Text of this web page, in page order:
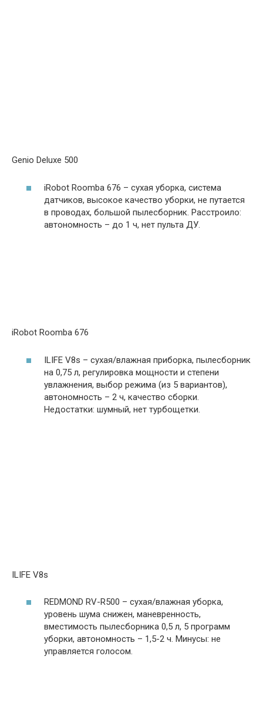
Genio Deluxe 500
iRobot Roomba 676 – сухая уборка, система
датчиков, высокое качество уборки, не путается
в проводах, большой пылесборник. Расстроило:
автономность – до 1 ч, нет пульта ДУ.
iRobot Roomba 676
ILIFE V8s – сухая/влажная приборка, пылесборник
на 0,75 л, регулировка мощности и степени
увлажнения, выбор режима (из 5 вариантов),
автономность – 2 ч, качество сборки.
Недостатки: шумный, нет турбощетки.
ILIFE V8s
REDMOND RV-R500 – сухая/влажная уборка,
уровень шума снижен, маневренность,
вместимость пылесборника 0,5 л, 5 программ
уборки, автономность – 1,5-2 ч. Минусы: не
управляется голосом.